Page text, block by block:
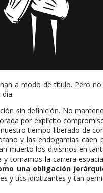
a modo de título. Pero
sin definición. No
por explícito
tiempo liberado de
y las endogamias caen
muerto los divismos en
y tornamos la carrera
una obligación
y tics idiotizantes y tan